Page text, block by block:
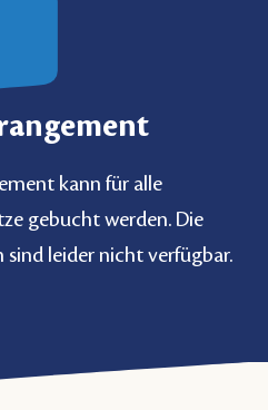
kann für alle
gebucht werden. Die
leider nicht verfügbar.